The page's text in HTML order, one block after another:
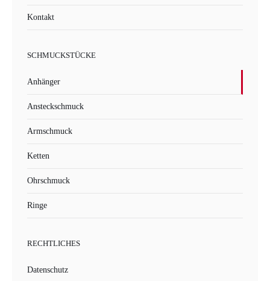
Kontakt
SCHMUCKSTÜCKE
Anhänger
Ansteckschmuck
Armschmuck
Ketten
Ohrschmuck
Ringe
RECHTLICHES
Datenschutz